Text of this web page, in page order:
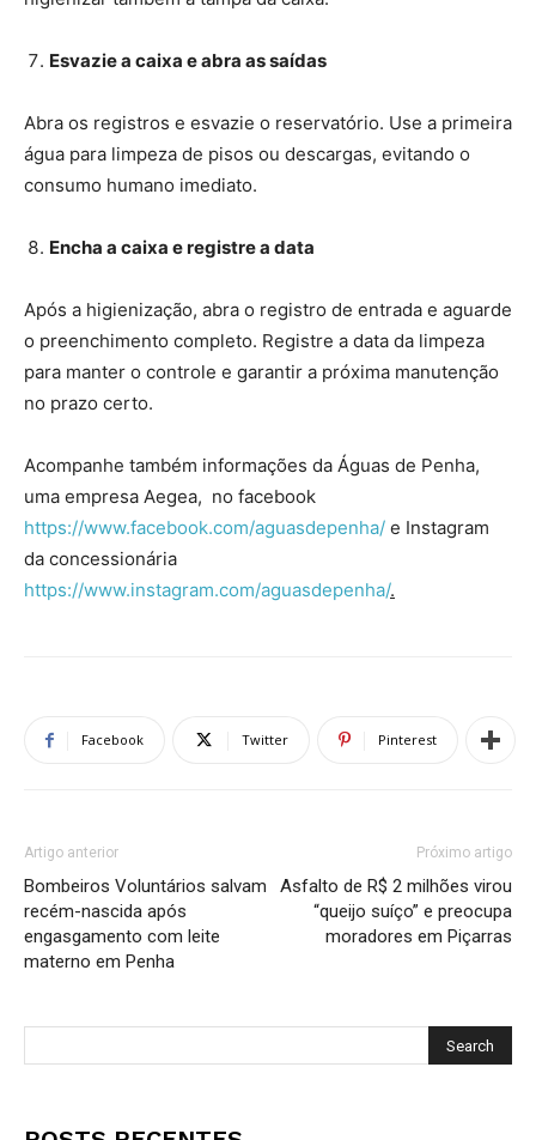
Esvazie a caixa e abra as saídas
Abra os registros e esvazie o reservatório. Use a primeira
água para limpeza de pisos ou descargas, evitando o
consumo humano imediato.
Encha a caixa e registre a data
Após a higienização, abra o registro de entrada e aguarde
o preenchimento completo. Registre a data da limpeza
para manter o controle e garantir a próxima manutenção
no prazo certo.
Acompanhe também informações da Águas de Penha,
uma empresa Aegea, no facebook
https://www.facebook.com/aguasdepenha/ e Instagram
da concessionária
https://www.instagram.com/aguasdepenha/.
Facebook Twitter Pinterest
Artigo anterior
Bombeiros Voluntários salvam
recém-nascida após
engasgamento com leite
materno em Penha
Próximo artigo
Asfalto de R$ 2 milhões virou
“queijo suíço” e preocupa
moradores em Piçarras